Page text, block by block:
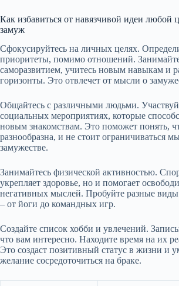
Как избавиться от навязчивой идеи любой
замуж
Сфокусируйтесь на личных целях.
приоритеты, помимо отношений.
саморазвитием, учитесь новым навыкам и
горизонты. Это отвлечет от мысли о
Общайтесь с различными людьми.
социальных мероприятиях, которые
новым знакомствам. Это поможет понять,
разнообразна, и не стоит ограничиваться
замужестве.
Занимайтесь физической активностью.
укрепляет здоровье, но и помогает
негативных мыслей. Пробуйте разные виды
– от йоги до командных игр.
Создайте список хобби и увлечений.
что вам интересно. Находите время на их
Это создаст позитивный статус в жизни и
желание сосредоточиться на браке.